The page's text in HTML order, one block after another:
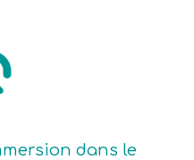
dans le